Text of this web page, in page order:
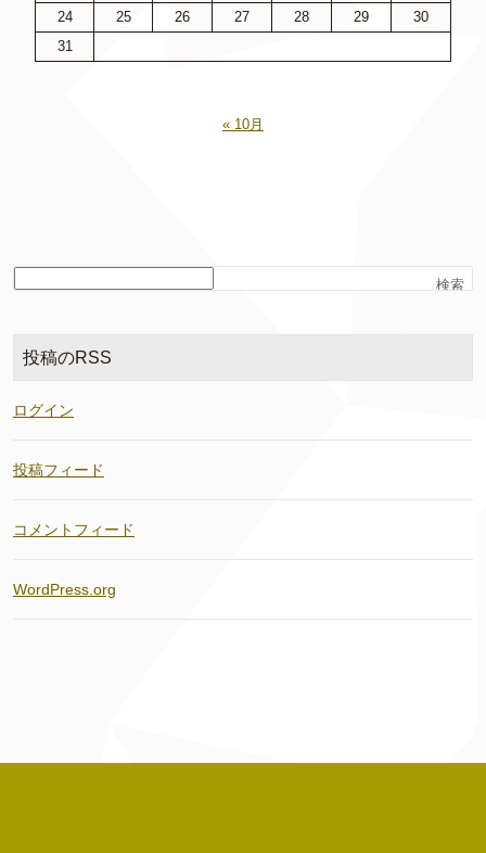
24
25 26 27 28 29
30
31
« 10月
検索
投稿のRSS
ログイン
投稿フィード
コメントフィード
WordPress.org